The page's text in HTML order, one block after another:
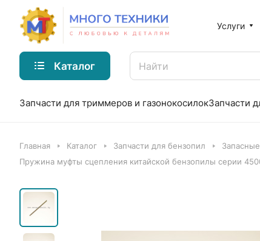
Услуги
Каталог
Запчасти для триммеров и газонокосилокЗапчасти
Главная Каталог Запчасти для бензопил
Пружина муфты сцепления китайской бензопилы серии